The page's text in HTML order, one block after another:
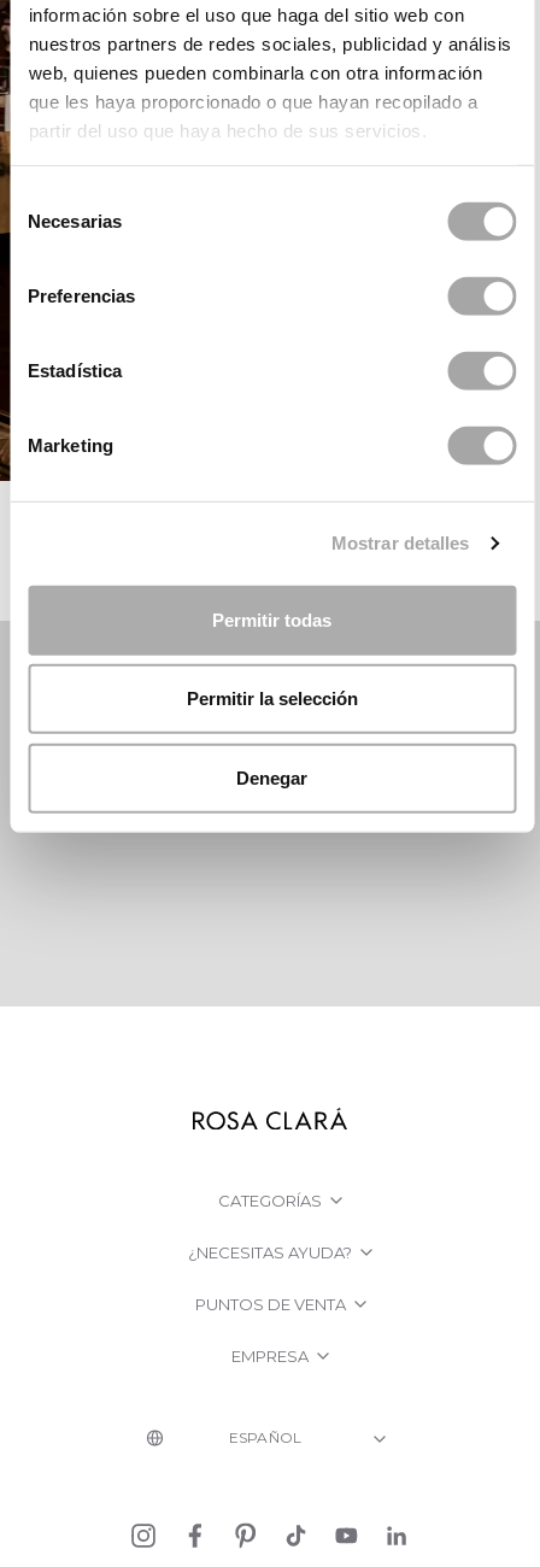
información sobre el uso que haga del sitio web con
nuestros partners de redes sociales, publicidad y análisis
web, quienes pueden combinarla con otra información
que les haya proporcionado o que hayan recopilado a
partir del uso que haya hecho de sus servicios.
Necesarias
Preferencias
Estadística
Marketing
Mostrar detalles
Permitir todas
Permitir la selección
Denegar
DANI´S PARTY
CATEGORÍAS
¿NECESITAS AYUDA?
PUNTOS DE VENTA
EMPRESA